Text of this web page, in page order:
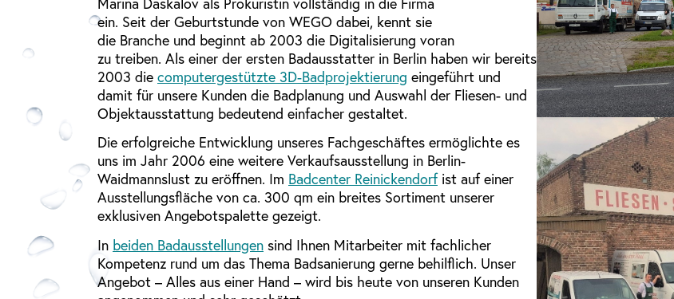
ein. Seit der Geburtstunde von WEGO dabei, kennt sie
die Branche und beginnt ab 2003 die Digitalisierung voran
zu treiben. Als einer der ersten Badausstatter in Berlin haben wir bereits
2003 die computergestützte 3D-Badprojektierung eingeführt und
damit für unsere Kunden die Badplanung und Auswahl der Fliesen- und
Objektausstattung bedeutend einfacher gestaltet.
Die erfolgreiche Entwicklung unseres Fachgeschäftes ermöglichte es
uns im Jahr 2006 eine weitere Verkaufsausstellung in Berlin-
Waidmannslust zu eröffnen. Im Badcenter Reinickendorfist auf einer
Ausstellungsfläche von ca. 300 qm ein breites Sortiment unserer
exklusiven Angebotspalette gezeigt.
In beiden Badausstellungen sind Ihnen Mitarbeiter mit fachlicher
Kompetenz rund um das Thema Badsanierung gerne behilflich. Unser
Angebot – Alles aus einer Hand – wird bis heute von unseren Kunden